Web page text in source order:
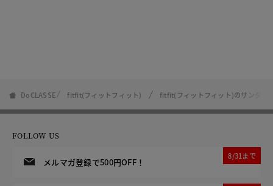
DoCLASSE fitfit(フィットフィット) fitfit(フィットフィット)のサンダル
FOLLOW US
メルマガ登録で500円OFF！
8/31まで